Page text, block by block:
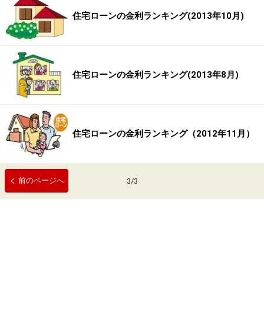
住宅ローンの金利ランキング(2013年10月)
住宅ローンの金利ランキング(2013年8月)
住宅ローンの金利ランキング（2012年11月）
前のページへ 3/3